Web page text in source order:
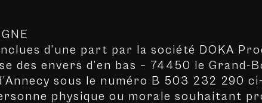
d’une part par la société DOKA
des envers d’en bas – 74450 le Grand-
sous le numéro B 503 232 290 ci-
physique ou morale souhaitant